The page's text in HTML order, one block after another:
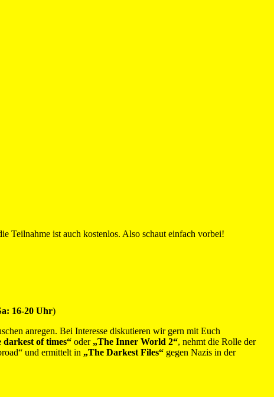
Teilnahme ist auch kostenlos. Also schaut einfach vorbei!
16-20 Uhr)
anregen. Bei Interesse diskutieren wir gern mit Euch
of times“ oder „The Inner World 2“, nehmt die Rolle der
und ermittelt in „The Darkest Files“ gegen Nazis in der